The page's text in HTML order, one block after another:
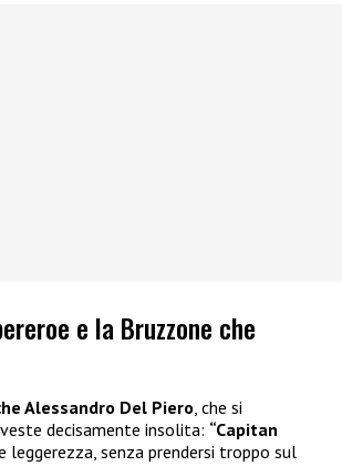
e la Bruzzone che
Alessandro Del Piero , che si
decisamente insolita: “Capitan
leggerezza, senza prendersi troppo sul